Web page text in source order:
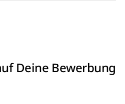
Deine Bewerbung